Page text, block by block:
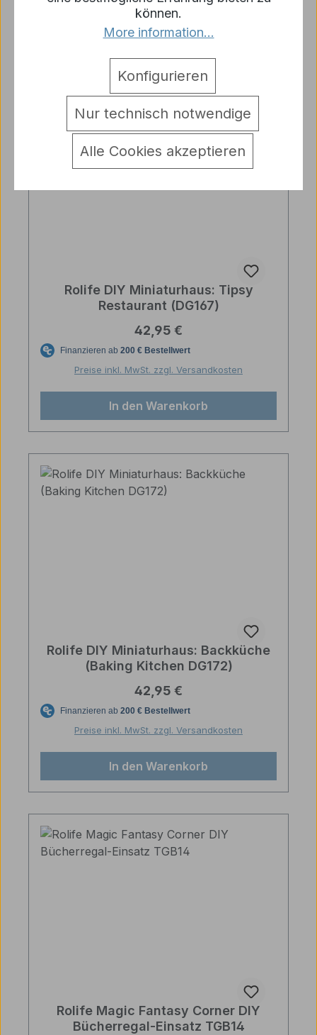
Preise inkl. MwSt. zzgl. Versandkosten
Rolife DIY Miniaturhaus: Tipsy
Restaurant (DG167)
Regulärer Preis:
42,95 €
Preise inkl. MwSt. zzgl. Versandkosten
In den Warenkorb
Rolife DIY Miniaturhaus: Backküche
(Baking Kitchen DG172)
Regulärer Preis:
42,95 €
Preise inkl. MwSt. zzgl. Versandkosten
In den Warenkorb
Rolife Magic Fantasy Corner DIY
Bücherregal-Einsatz TGB14
können.
More information...
Nur technisch notwendige
Konfigurieren
Alle Cookies akzeptieren